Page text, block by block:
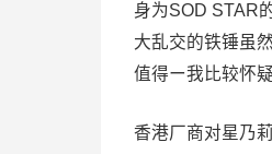
身为SOD STAR
大乱交的铁锤虽
值得ー我比较怀
香港厂商对星乃